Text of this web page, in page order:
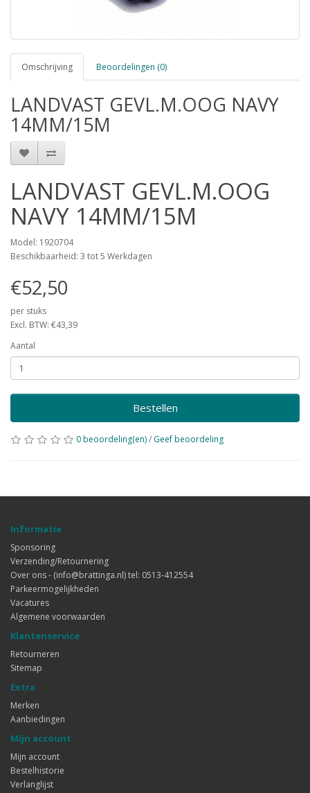
Omschrijving Beoordelingen (0)
LANDVAST GEVL.M.OOG NAVY
14MM/15M
LANDVAST GEVL.M.OOG
NAVY 14MM/15M
Model: 1920704
Beschikbaarheid: 3 tot 5 Werkdagen
€52,50
per stuks
Excl. BTW: €43,39
Aantal
Bestellen
0 beoordeling(en)/ Geef beoordeling
Informatie
Sponsoring
Verzending/Retournering
Over ons - (info@brattinga.nl) tel: 0513-412554
Parkeermogelijkheden
Vacatures
Algemene voorwaarden
Klantenservice
Retourneren
Sitemap
Extra
Merken
Aanbiedingen
Mijn account
Mijn account
Bestelhistorie
Verlanglijst